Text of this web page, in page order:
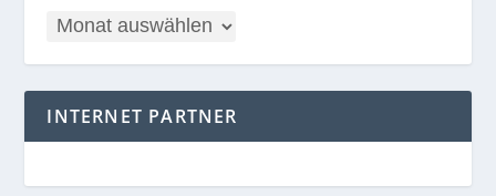
INTERNET PARTNER